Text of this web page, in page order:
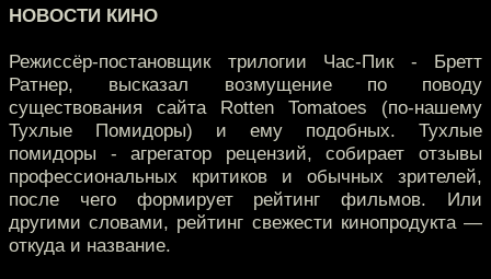
НОВОСТИ КИНО
Режиссёр-постановщик трилогии Час-Пик - Бретт
Ратнер, высказал возмущение по поводу
существования сайта Rotten Tomatoes (по-нашему
Тухлые Помидоры) и ему подобных. Тухлые
помидоры - агрегатор рецензий, собирает отзывы
профессиональных критиков и обычных зрителей,
после чего формирует рейтинг фильмов. Или
другими словами, рейтинг свежести кинопродукта —
откуда и название.